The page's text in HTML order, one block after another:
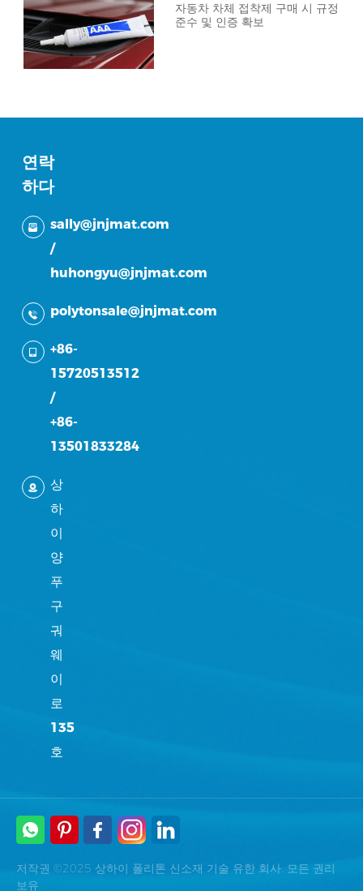
자동차 차체 접착제 구매 시 규정
준수 및 인증 확보
연락
하다
sally@jnjmat.com
/
huhongyu@jnjmat.com
polytonsale@jnjmat.com
+86-
15720513512
/
+86-
13501833284
상
하
이
양
푸
구
궈
웨
이
로
135
호
저작권 ©2025 상하이 폴리톤 신소재 기술 유한 회사. 모든 권리
보유